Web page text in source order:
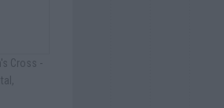
Cross -